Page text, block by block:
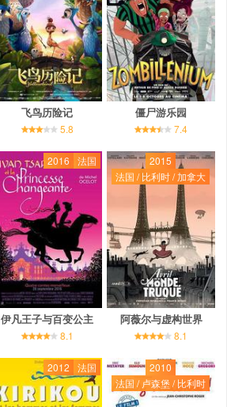
飞鸟历险记
5.8
僵尸游乐园
7.4
2016 法国
伊凡王子与百变公主
8.1
2015
法国 / 比利时 / 加拿大
阿薇尔与虚构世界
8.1
2012 法国
2010
法国 / 卢森堡 / 比利时